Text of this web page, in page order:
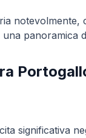
notevolmente,
una panoramica
significativa